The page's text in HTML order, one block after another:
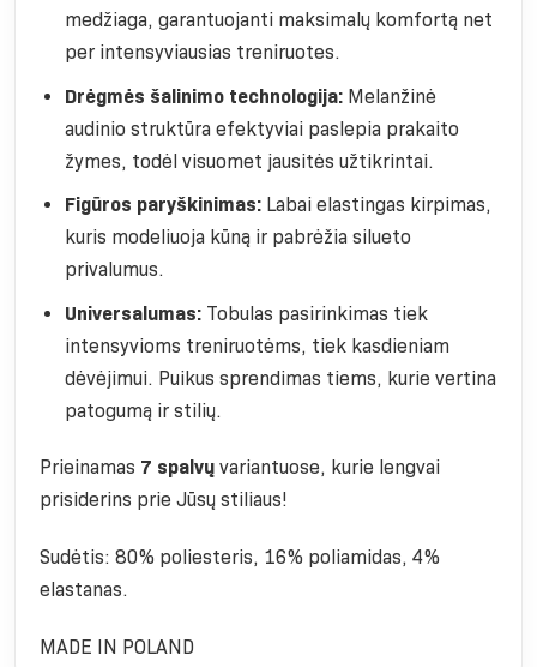
medžiaga, garantuojanti maksimalų komfortą net
per intensyviausias treniruotes.
Drėgmės šalinimo technologija:Melanžinė
audinio struktūra efektyviai paslepia prakaito
žymes, todėl visuomet jausitės užtikrintai.
Figūros paryškinimas:Labai elastingas kirpimas,
kuris modeliuoja kūną ir pabrėžia silueto
privalumus.
Universalumas:Tobulas pasirinkimas tiek
intensyvioms treniruotėms, tiek kasdieniam
dėvėjimui. Puikus sprendimas tiems, kurie vertina
patogumą ir stilių.
Prieinamas 7 spalvų variantuose, kurie lengvai
prisiderins prie Jūsų stiliaus!
Sudėtis: 80% poliesteris, 16% poliamidas, 4%
elastanas.
MADE IN POLAND